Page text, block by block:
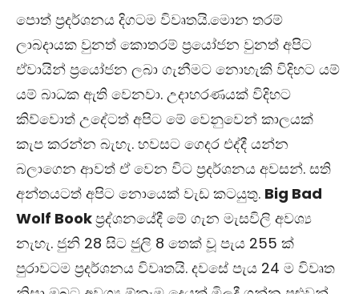
පොත් ප්‍රදර්ශනය දිගටම විවෘතයි.මොන තරම්
ලාබදායක වුනත් කොතරම් ප්‍රයෝජන වුනත් අ‍පිට
ඒවායින් ප්‍රයෝජන ලබා ගැනීමට නොහැකි විදිහට යම්
යම් බාධක ඇති වෙනවා. උදාහරණයක් විදිහට
කිව්වොත් උදේටත් අපිට මේ වෙනුවෙන් කාලයක්
කැප කරන්න බැහැ. හවසට ගෙදර එද්දී යන්න
බලාගෙන ආ‍වත් ඒ වෙන විට ප්‍රදර්ශනය අවසන්. සති
අන්තයටත් අපිට නොයෙක් වැඩ කටයුතු. Big Bad
Wolf Bookප්‍රද්ශනයේදී මේ ගැන මැසවිලි අවශ්‍ය
නැහැ. ජුනි 28 සිට ජුලි 8 තෙක් වූ පැය 255 ක්
පුරාවටම ප්‍රදර්ශනය විවෘතයි. දවසේ පැය 24 ම විවෘත